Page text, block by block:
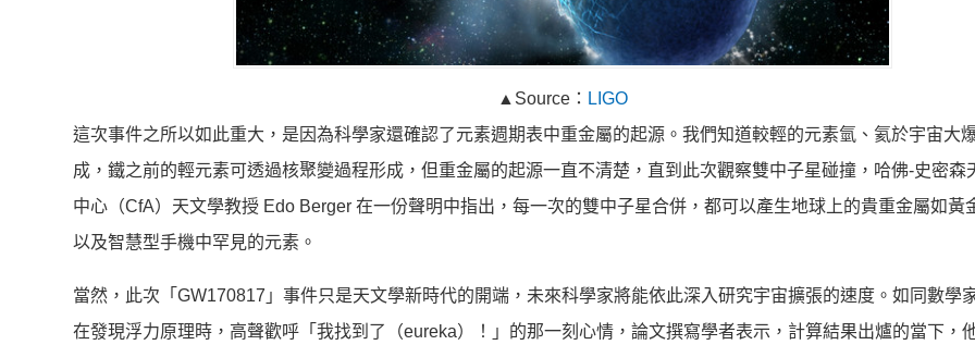
▲Source： LIGO
這次事件之所以如此重大，是因為科學家還確認了元素週期表中重金屬的起源。我們知道較輕的元素氫、氦於宇宙大
成，鐵之前的輕元素可透過核聚變過程形成，但重金屬的起源一直不清楚，直到此次觀察雙中子星碰撞，哈佛-史密森
中心（CfA）天文學教授 Edo Berger 在一份聲明中指出，每一次的雙中子星合併，都可以產生地球上的貴重金屬如黃
以及智慧型手機中罕見的元素。
當然，此次「GW170817」事件只是天文學新時代的開端，未來科學家將能依此深入研究宇宙擴張的速度。如同數學
在發現浮力原理時，高聲歡呼「我找到了（eureka）！」的那一刻心情，論文撰寫學者表示，計算結果出爐的當下，